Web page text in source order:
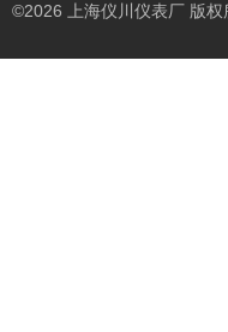
©2026 上海仪川仪表厂 版